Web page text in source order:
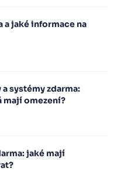
a jaké informace na
systémy zdarma:
mají omezení?
jaké mají